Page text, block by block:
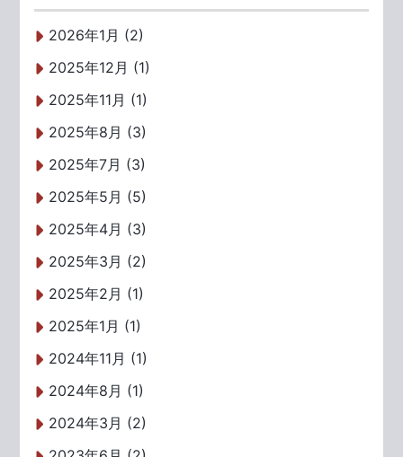
2026年1月 (2)
2025年12月 (1)
2025年11月 (1)
2025年8月 (3)
2025年7月 (3)
2025年5月 (5)
2025年4月 (3)
2025年3月 (2)
2025年2月 (1)
2025年1月 (1)
2024年11月 (1)
2024年8月 (1)
2024年3月 (2)